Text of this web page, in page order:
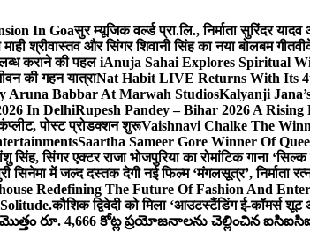
In Goaसुर म्यूजिक वर्ल्ड प्रा.लि., निर्माता सुरिंदर
श्रीवास्तव और सिंगर शिवानी सिंह का नया बोलबम गीत
कराने की पहल iAnuja Sahai Explores Spiritual
की गहन यात्राNat Habit LIVE Returns With Its
Aruna Babbar At Marwah StudiosKalyanji
In DelhiRupesh Pandey – Bihar 2026 A
कंप्लीट, पोस्ट प्रोडक्शन शुरूVaishnavi Chalke The
Saartha Sameer Gore Winner Of
सिंह, सिंगर एक्टर राजा भोजपुरिया का रोमांटिक गाना
सिनेमा में जल्द दस्तक देगी नई फिल्म ‘मंगलसूत्र’, निर्माता
Redefining The Future Of Fashion And
कौशिक द्विवेदी को मिला ‘आउटस्टैंडिंग ई-कॉमर्स
రూ. 4,666 కోట్ల ప్రయోజనాలను చెల్లించిన